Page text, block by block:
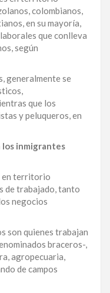
colombianos,
en su mayoría,
que conlleva
según
generalmente se
que los
y peluqueros, en
los inmigrantes
en territorio
de trabajado, tanto
negocios
son quienes trabajan
braceros-,
agropecuaria,
de campos